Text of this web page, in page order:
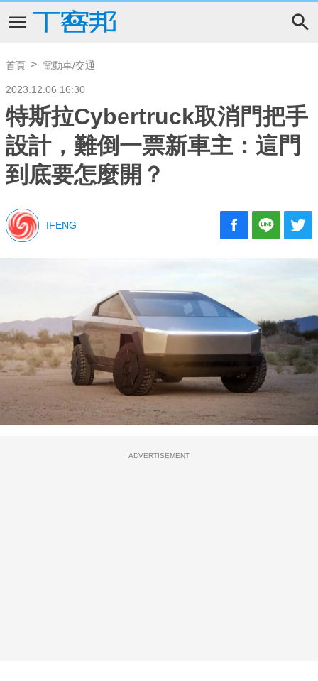
首頁 電動車/交通
2023.12.06 16:30
特斯拉Cybertruck取消門把手
設計，難倒一票新車主：這門
到底要怎麼開？
IFENG
ADVERTISEMENT